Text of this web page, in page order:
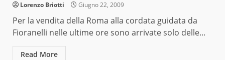
Lorenzo Briotti Giugno 22, 2009
Per la vendita della Roma alla cordata guidata da
Fioranelli nelle ultime ore sono arrivate solo delle...
Read More